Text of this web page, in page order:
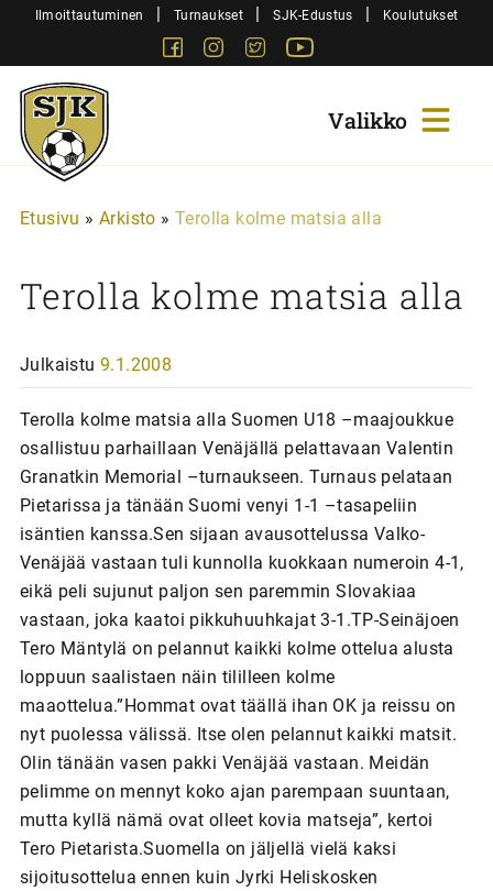
SiirryIlmoittautuminen | Turnaukset | SJK-Edustus | Koulutukset
FacebookInstagram
Twitter
Sjk-
Juniorit
Etusivu » Arkisto » Terolla kolme matsia alla
Terolla kolme matsia alla
Julkaistu 9.1.2008
Terolla kolme matsia alla Suomen U18 –maajoukkue
osallistuu parhaillaan Venäjällä pelattavaan Valentin
Granatkin Memorial –turnaukseen. Turnaus pelataan
Pietarissa ja tänään Suomi venyi 1-1 –tasapeliin
isäntien kanssa.Sen sijaan avausottelussa Valko-
Venäjää vastaan tuli kunnolla kuokkaan numeroin 4-1,
eikä peli sujunut paljon sen paremmin Slovakiaa
vastaan, joka kaatoi pikkuhuuhkajat 3-1.TP-Seinäjoen
Tero Mäntylä on pelannut kaikki kolme ottelua alusta
loppuun saalistaen näin tililleen kolme
maaottelua.”Hommat ovat täällä ihan OK ja reissu on
nyt puolessa välissä. Itse olen pelannut kaikki matsit.
Olin tänään vasen pakki Venäjää vastaan. Meidän
pelimme on mennyt koko ajan parempaan suuntaan,
mutta kyllä nämä ovat olleet kovia matseja”, kertoi
Tero Pietarista.Suomella on jäljellä vielä kaksi
sijoitusottelua ennen kuin Jyrki Heliskosken